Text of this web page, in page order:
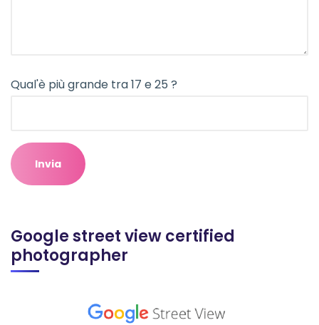
Qual'è più grande tra 17 e 25 ?
Google street view certified
photographer